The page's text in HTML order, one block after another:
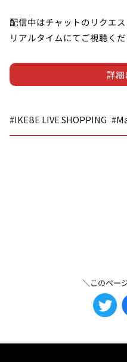
配信中はチャットのリクエ
リアルタイムにてご視聴くだ
詳細
#IKEBE LIVE SHOPPING
＼このペー